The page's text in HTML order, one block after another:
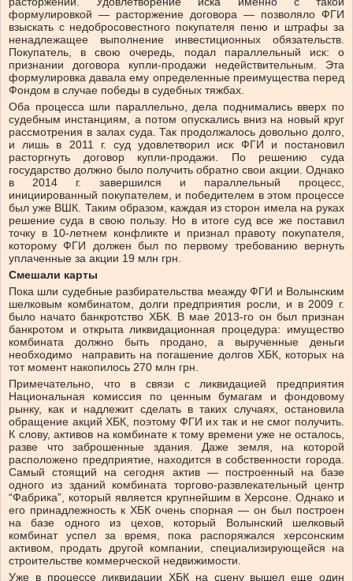
формулировкой — расторжение договора — позволяло ФГИ
взыскать с недобросовестного покупателя пеню и штрафы за
ненадлежащее выполнение инвестиционных обязательств.
Покупатель, в свою очередь, подал параллельный иск: о
признании договора купли-продажи недействительным. Эта
формулировка давала ему определенные преимущества перед
Фондом в случае победы в судебных тяжбах.
Оба процесса шли параллельно, дела поднимались вверх по
судебным инстанциям, а потом опускались вниз на новый круг
рассмотрения в залах суда. Так продолжалось довольно долго,
и лишь в 2011 г. суд удовлетворил иск ФГИ и постановил
расторгнуть договор купли-продажи. По решению суда
государство должно было получить обратно свои акции. Однако
в 2014 г. завершился и параллельный процесс,
инициированный покупателем, и победителем в этом процессе
был уже ВШК. Таким образом, каждая из сторон имела на руках
решение суда в свою пользу. Но в итоге суд все же поставил
точку в 10-летнем конфликте и признал правоту покупателя,
которому ФГИ должен был по первому требованию вернуть
уплаченные за акции 19 млн грн.
Смешали карты
Пока шли судебные разбирательства меажду ФГИ и Волынским
шелковым комбинатом, долги предприятия росли, и в 2009 г.
было начато банкротство ХБК. В мае 2013-го он был признан
банкротом и открыта ликвидационная процедура: имущество
комбината должно быть продано, а вырученные деньги
необходимо направить на погашение долгов ХБК, которых на
тот момент накопилось 270 млн грн.
Примечательно, что в связи с ликвидацией предприятия
Национальная комиссия по ценным бумагам и фондовому
рынку, как и надлежит сделать в таких случаях, остановила
обращение акций ХБК, поэтому ФГИ их так и не смог получить.
К слову, активов на комбинате к тому времени уже не осталось,
разве что заброшенные здания. Даже земля, на которой
расположено предприятие, находится в собственности города.
Самый стоящий на сегодня актив — построенный на базе
одного из зданий комбината торгово-развлекательный центр
“Фабрика”, который является крупнейшим в Херсоне. Однако и
его принадлежность к ХБК очень спорная — он был построен
на базе одного из цехов, который Волынский шелковый
комбинат успел за время, пока распоряжался херсонским
активом, продать другой компании, специализирующейся на
строительстве коммерческой недвижимости.
Уже в процессе ликвидации ХБК на сцену вышел еще один